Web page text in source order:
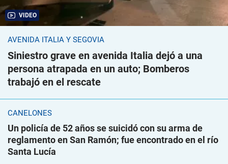
VIDEO
AVENIDA ITALIA Y SEGOVIA
Siniestro grave en avenida Italia dejó a una
persona atrapada en un auto; Bomberos
trabajó en el rescate
CANELONES
Un policía de 52 años se suicidó con su arma de
reglamento en San Ramón; fue encontrado en el río
Santa Lucía